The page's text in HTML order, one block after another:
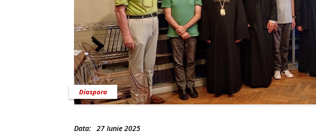
Diaspora
Data: 27 Iunie 2025